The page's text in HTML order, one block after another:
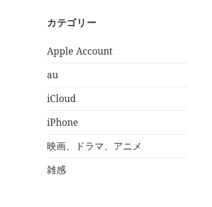
カテゴリー
Apple Account
au
iCloud
iPhone
映画、ドラマ、アニメ
雑感